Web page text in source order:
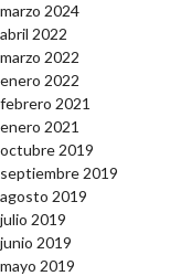
marzo 2024
abril 2022
marzo 2022
enero 2022
febrero 2021
enero 2021
octubre 2019
septiembre 2019
agosto 2019
julio 2019
junio 2019
mayo 2019